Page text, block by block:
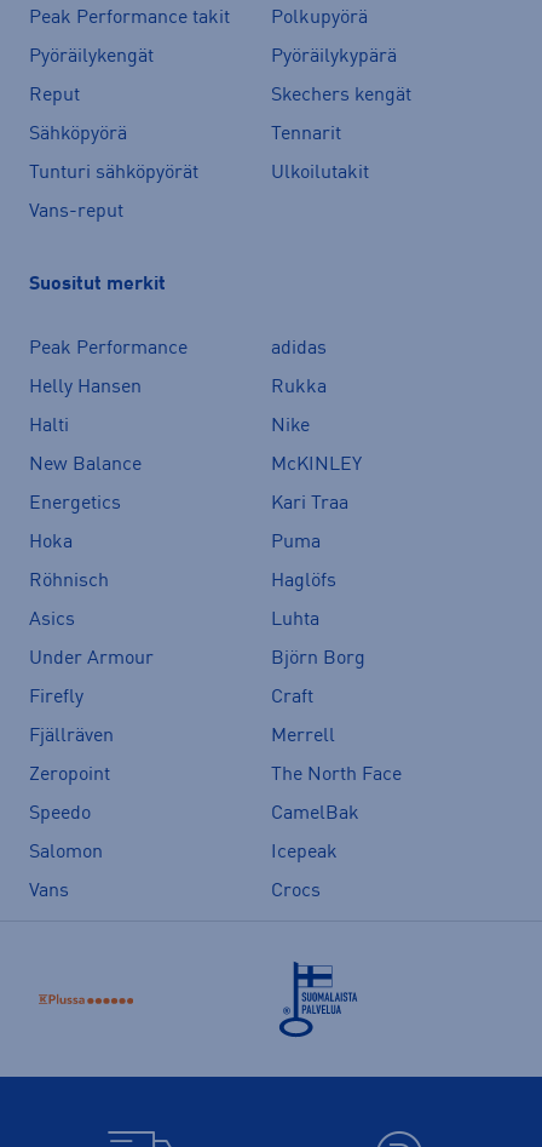
Peak Performance takit
Polkupyörä
Pyöräilykengät
Pyöräilykypärä
Reput
Skechers kengät
Sähköpyörä
Tennarit
Tunturi sähköpyörät
Ulkoilutakit
Vans-reput
Suositut merkit
Peak Performance
adidas
Helly Hansen
Rukka
Halti
Nike
New Balance
McKINLEY
Energetics
Kari Traa
Hoka
Puma
Röhnisch
Haglöfs
Asics
Luhta
Under Armour
Björn Borg
Firefly
Craft
Fjällräven
Merrell
Zeropoint
The North Face
Speedo
CamelBak
Salomon
Icepeak
Vans
Crocs